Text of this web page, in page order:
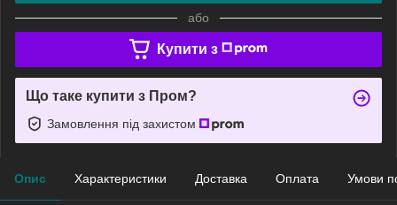
або
Купити з
Що таке купити з Пром?
Замовлення під захистом
Опис Характеристики Доставка Оплата Умови